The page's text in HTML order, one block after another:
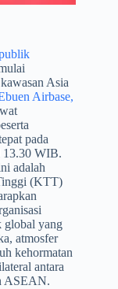
Asia
Airbase,
pada
13.30 WIB.
adalah
(KTT)
global yang
atmosfer
kehormatan
antara
ASEAN.